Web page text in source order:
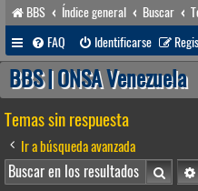
BBS Índice general Buscar
FAQ
Identificarse
BBS | ONSA Venezuela
Temas sin respuesta
Ir a búsqueda avanzada